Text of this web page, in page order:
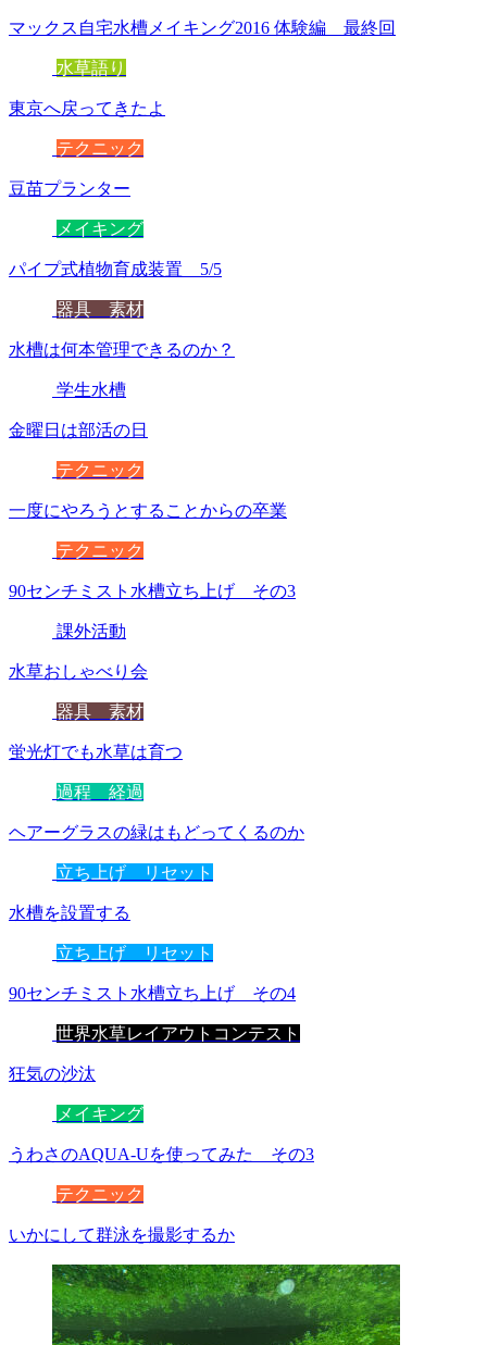
マックス自宅水槽メイキング2016 体験編 最終回
水草語り
東京へ戻ってきたよ
テクニック
豆苗プランター
メイキング
パイプ式植物育成装置 5/5
器具 素材
水槽は何本管理できるのか？
学生水槽
金曜日は部活の日
テクニック
一度にやろうとすることからの卒業
テクニック
90センチミスト水槽立ち上げ その3
課外活動
水草おしゃべり会
器具 素材
蛍光灯でも水草は育つ
過程 経過
ヘアーグラスの緑はもどってくるのか
立ち上げ リセット
水槽を設置する
立ち上げ リセット
90センチミスト水槽立ち上げ その4
世界水草レイアウトコンテスト
狂気の沙汰
メイキング
うわさのAQUA-Uを使ってみた その3
テクニック
いかにして群泳を撮影するか